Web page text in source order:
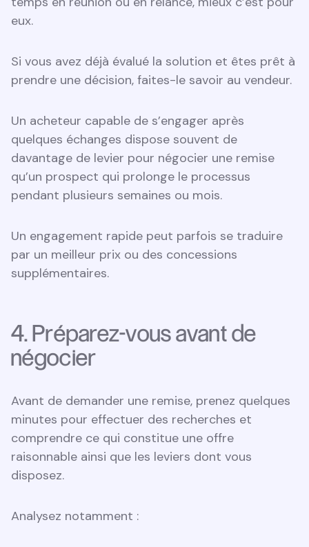
eux.
Si vous avez déjà évalué la solution et êtes prêt à
prendre une décision, faites-le savoir au vendeur.
Un acheteur capable de s’engager après
quelques échanges dispose souvent de
davantage de levier pour négocier une remise
qu’un prospect qui prolonge le processus
pendant plusieurs semaines ou mois.
Un engagement rapide peut parfois se traduire
par un meilleur prix ou des concessions
supplémentaires.
4. Préparez-vous avant de
négocier
Avant de demander une remise, prenez quelques
minutes pour effectuer des recherches et
comprendre ce qui constitue une offre
raisonnable ainsi que les leviers dont vous
disposez.
Analysez notamment :